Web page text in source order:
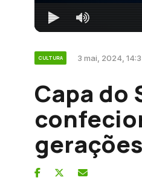
CULTURA 3 mai, 2024,
Capa do
gerações